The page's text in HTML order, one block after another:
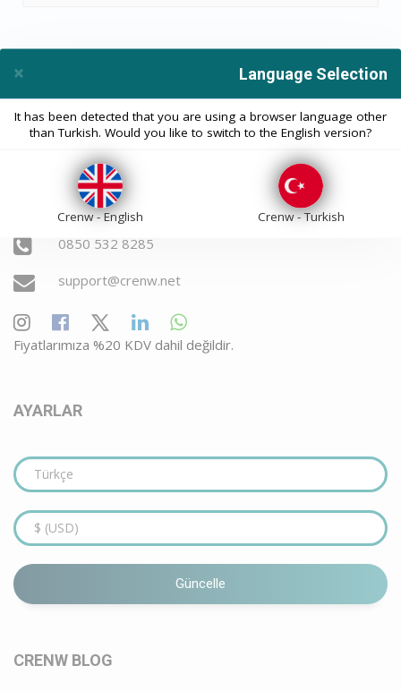
BİZE ULAŞIN
0850 532 8285
support@crenw.net
Fiyatlarımıza %20 KDV dahil değildir.
AYARLAR
Güncelle
CRENW BLOG
× Language Selection
It has been detected that you are using a browser language other
than Turkish. Would you like to switch to the English version?
Crenw - English Crenw - Turkish